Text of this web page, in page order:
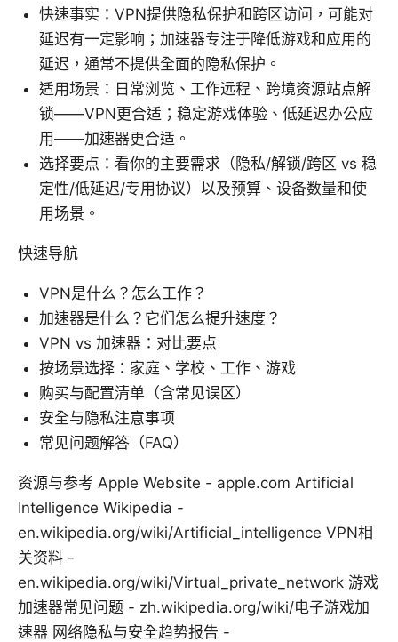
快速事实：VPN提供隐私保护和跨区访问，可能对
延迟有一定影响；加速器专注于降低游戏和应用的
延迟，通常不提供全面的隐私保护。
适用场景：日常浏览、工作远程、跨境资源站点解
锁——VPN更合适；稳定游戏体验、低延迟办公应
用——加速器更合适。
选择要点：看你的主要需求（隐私/解锁/跨区 vs 稳
定性/低延迟/专用协议）以及预算、设备数量和使
用场景。
快速导航
VPN是什么？怎么工作？
加速器是什么？它们怎么提升速度？
VPN vs 加速器：对比要点
按场景选择：家庭、学校、工作、游戏
购买与配置清单（含常见误区）
安全与隐私注意事项
常见问题解答（FAQ）
资源与参考 Apple Website - apple.com Artificial
Intelligence Wikipedia -
en.wikipedia.org/wiki/Artificial_intelligence VPN相
关资料 -
en.wikipedia.org/wiki/Virtual_private_network 游戏
加速器常见问题 - zh.wikipedia.org/wiki/电子游戏加
速器 网络隐私与安全趋势报告 -